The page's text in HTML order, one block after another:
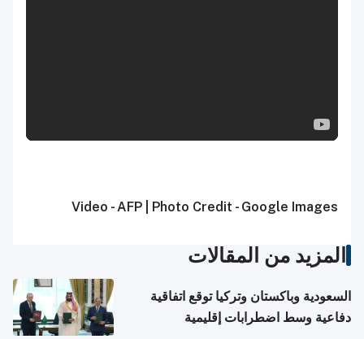
Video - AFP | Photo Credit - Google Images
المزيد من المقالات
السعودية وباكستان وتركيا توقع اتفاقية
دفاعية وسط اضطرابات إقليمية